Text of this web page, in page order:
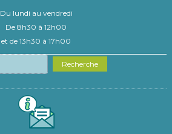
Du lundi au vendredi
De 8h30 à 12h00
et de 13h30 à 17h00
Recherche